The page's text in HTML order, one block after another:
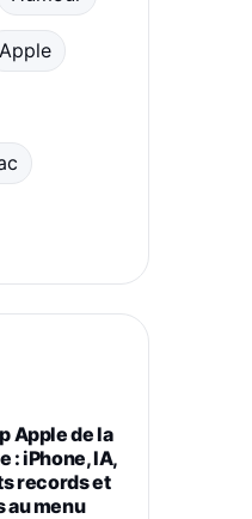
Apple
Apple de la
: iPhone, IA,
records et
au menu